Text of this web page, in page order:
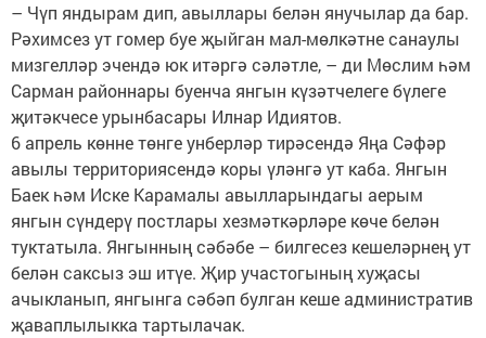
– Чүп яндырам дип, авыллары белән янучылар да бар.
Рәхимсез ут гомер буе җыйган мал-мөлкәтне санаулы
мизгелләр эчендә юк итәргә сәләтле, – ди Мөслим һәм
Сарман районнары буенча янгын күзәтчелеге бүлеге
җитәкчесе урынбасары Илнар Идиятов.
6 апрель көнне төнге унберләр тирәсендә Яңа Сәфәр
авылы территориясендә коры үләнгә ут каба. Янгын
Баек һәм Иске Карамалы авылларындагы аерым
янгын сүндерү постлары хезмәткәрләре көче белән
туктатыла. Янгынның сәбәбе – билгесез кешеләрнең ут
белән саксыз эш итүе. Җир участогының хуҗасы
ачыкланып, янгынга сәбәп булган кеше административ
җаваплылыкка тартылачак.